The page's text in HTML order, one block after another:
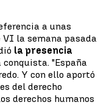
a unas
la semana pasada
la presencia
"España
Y con ello aportó
del derecho
derechos humanos